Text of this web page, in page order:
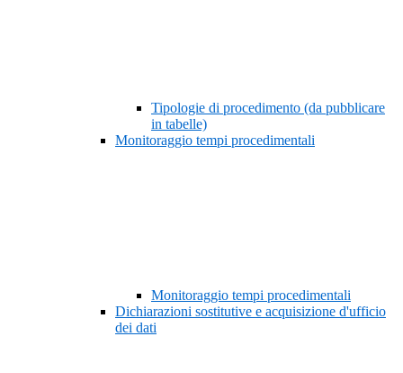
Tipologie di procedimento (da pubblicare
in tabelle)
Monitoraggio tempi procedimentali
Monitoraggio tempi procedimentali
Dichiarazioni sostitutive e acquisizione d'ufficio
dei dati